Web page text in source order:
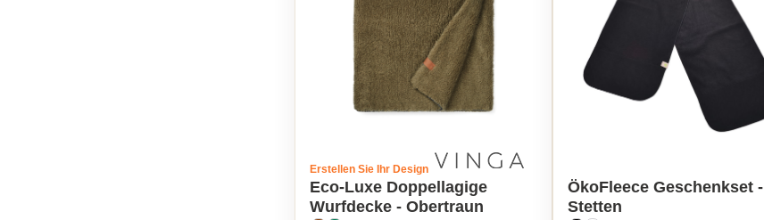
Erstellen Sie Ihr Design
Eco-Luxe Doppellagige
Wurfdecke - Obertraun
ÖkoFleece Geschenkset -
Stetten